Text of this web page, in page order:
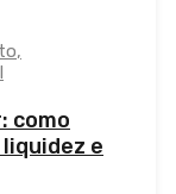
como
e